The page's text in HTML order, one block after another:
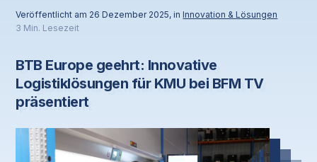
Veröffentlicht am 26 Dezember 2025, inInnovation & Lösungen
3 Min. Lesezeit
BTB Europe geehrt: Innovative
Logistiklösungen für KMU bei BFM TV
präsentiert